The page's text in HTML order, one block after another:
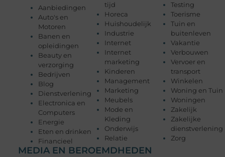
Aanbiedingen
Auto's en
Motoren
Banen en
opleidingen
Beauty en
verzorging
Bedrijven
Blog
Dienstverlening
Electronica en
Computers
Energie
Eten en drinken
Financieel
tijd
Horeca
Huishoudelijk
Industrie
Internet
Internet
marketing
Kinderen
Management
Marketing
Meubels
Mode en
Kleding
Onderwijs
Relatie
Testing
Toerisme
Tuin en
buitenleven
Vakantie
Verbouwen
Vervoer en
transport
Winkelen
Woning en Tuin
Woningen
Zakelijk
Zakelijke
dienstverlening
Zorg
MEDIA EN BEROEMDHEDEN